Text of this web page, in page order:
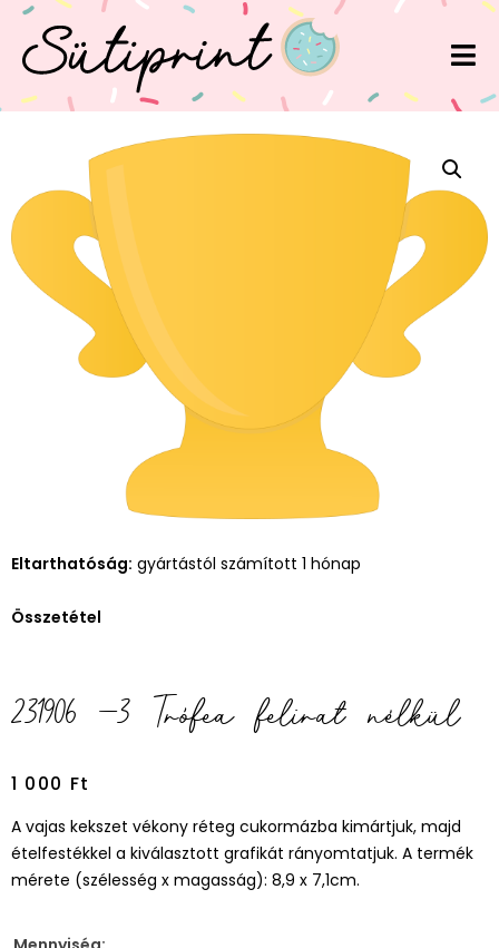
Eltarthatóság: gyártástól számított 1 hónap
Összetétel
231906 –3 Trófea felirat nélkül
1 000 Ft
A vajas kekszet vékony réteg cukormázba kimártjuk, majd
ételfestékkel a kiválasztott grafikát rányomtatjuk. A termék
mérete (szélesség x magasság): 8,9 x 7,1cm.